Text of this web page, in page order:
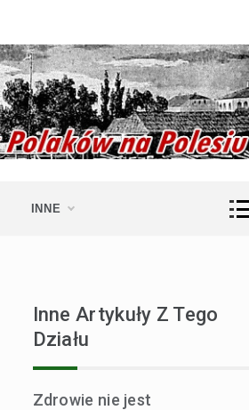
INNE
Inne Artykuły Z Tego
Działu
Zdrowie nie jest